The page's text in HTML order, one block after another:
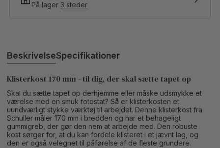
På lager3 steder
BeskrivelseSpecifikationer
Klisterkost 170 mm - til dig, der skal sætte tapet op
Skal du sætte tapet op derhjemme eller måske udsmykke et
værelse med en smuk fotostat? Så er klisterkosten et
uundværligt stykke værktøj til arbejdet. Denne klisterkost fra
Schuller måler 170 mm i bredden og har et behageligt
gummigreb, der gør den nem at arbejde med. Den robuste
kost sørger for, at du kan fordele klisteret i et jævnt lag, og
den er også velegnet til påførelse af de fleste grundere.